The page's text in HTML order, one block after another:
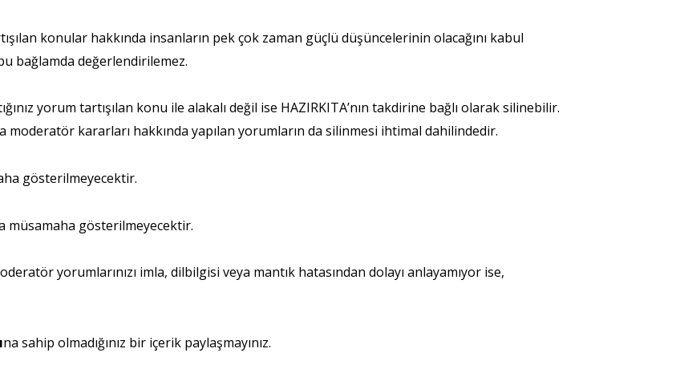
konular hakkında insanların pek çok zaman güçlü düşüncelerinin olacağını kabul
bağlamda değerlendirilemez.
yorum tartışılan konu ile alakalı değil ise HAZIRKITA’nın takdirine bağlı olarak silinebilir.
moderatör kararları hakkında yapılan yorumların da silinmesi ihtimal dahilindedir.
gösterilmeyecektir.
müsamaha gösterilmeyecektir.
yorumlarınızı imla, dilbilgisi veya mantık hatasından dolayı anlayamıyor ise,
na sahip olmadığınız bir içerik paylaşmayınız.